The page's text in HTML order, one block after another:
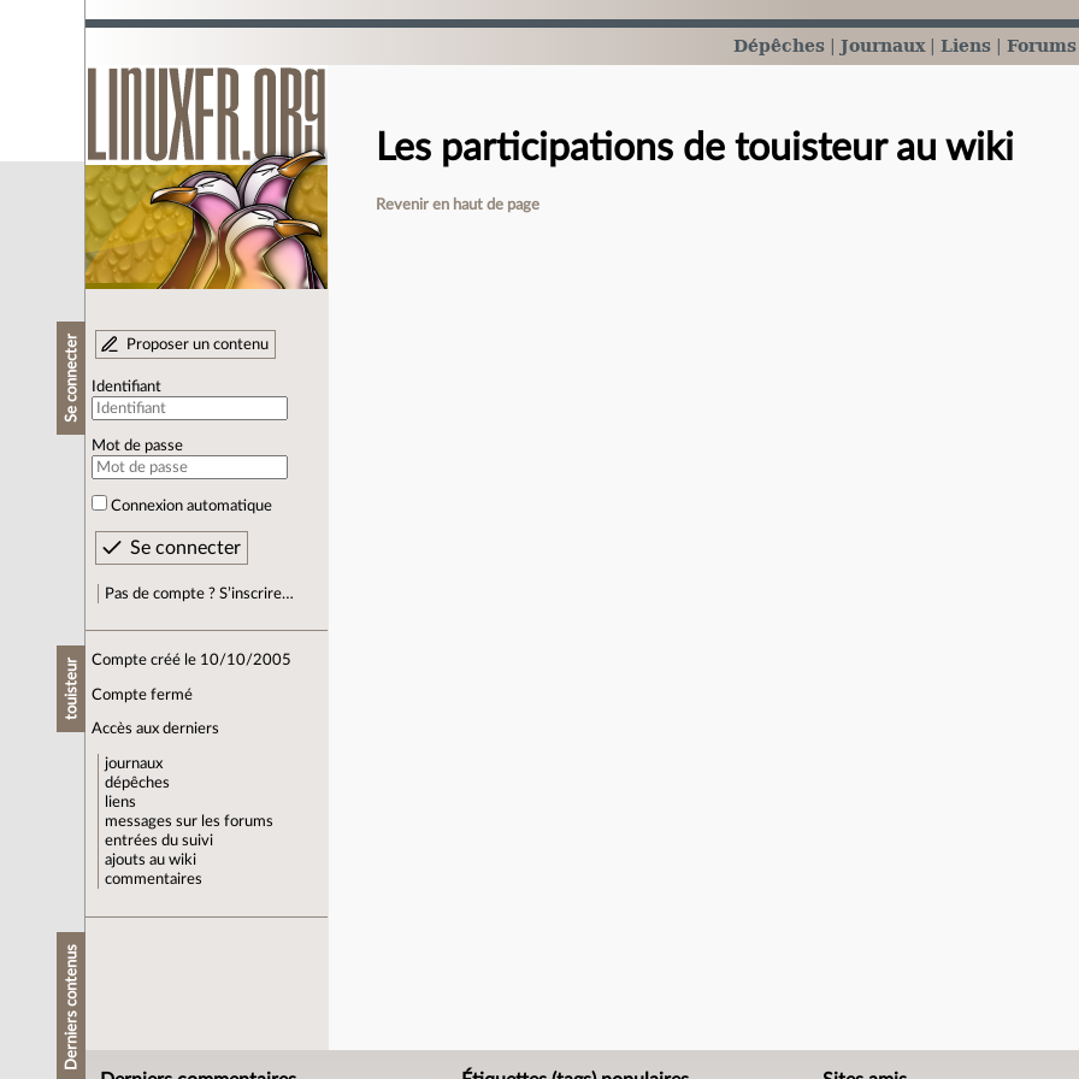
Dépêches Journaux Liens Forums
Se connecter Proposer un contenu
Identifiant
Mot de passe
Connexion automatique
Pas de compte ? S’inscrire…
touisteur Compte créé le 10/10/2005
Compte fermé
Accès aux derniers
journaux
dépêches
liens
messages sur les forums
entrées du suivi
ajouts au wiki
commentaires
Derniers contenus
Les participations de touisteur au wiki
Revenir en haut de page